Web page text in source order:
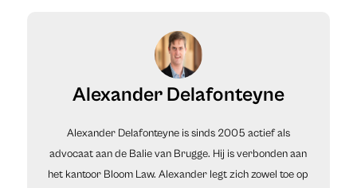
Alexander Delafonteyne
Alexander Delafonteyne is sinds 2005 actief als
advocaat aan de Balie van Brugge. Hij is verbonden aan
het kantoor Bloom Law. Alexander legt zich zowel toe op